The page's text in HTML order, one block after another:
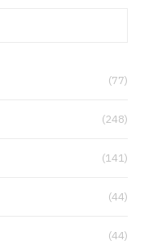
(77)
(248)
(141)
(44)
(44)